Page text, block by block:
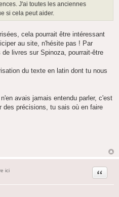
J'ai toutes les anciennes
si cela peut aider.
cela pourrait être intéressant
au site, n'hésite pas ! Par
livres sur Spinoza, pourrait-être
du texte en latin dont tu nous
avais jamais entendu parler, c'est
des précisions, tu sais où en faire
ici
Citation